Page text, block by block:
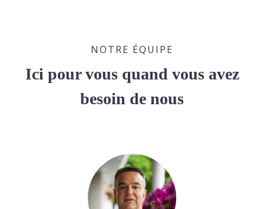
NOTRE ÉQUIPE
Ici pour vous quand vous avez
besoin de nous